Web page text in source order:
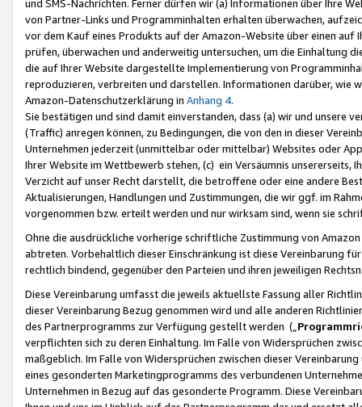
und SMS-Nachrichten. Ferner dürfen wir (a) Informationen über Ihre
von Partner-Links und Programminhalten erhalten überwachen,
vor dem Kauf eines Produkts auf der Amazon-Website über einen
prüfen, überwachen und anderweitig untersuchen, um die Einhaltung
die auf Ihrer Website dargestellte Implementierung von
reproduzieren, verbreiten und darstellen. Informationen darüber, wie
Amazon-Datenschutzerklärung in Anhang 4.
Sie bestätigen und sind damit einverstanden, dass (a) wir und
(Traffic) anregen können, zu Bedingungen, die von den in dieser
Unternehmen jederzeit (unmittelbar oder mittelbar) Websites oder
Ihrer Website im Wettbewerb stehen, (c) ein Versäumnis unsererseits,
Verzicht auf unser Recht darstellt, die betroffene oder eine andere
Aktualisierungen, Handlungen und Zustimmungen, die wir ggf. im
vorgenommen bzw. erteilt werden und nur wirksam sind, wenn sie
Ohne die ausdrückliche vorherige schriftliche Zustimmung von
abtreten. Vorbehaltlich dieser Einschränkung ist diese Vereinbarung
rechtlich bindend, gegenüber den Parteien und ihren jeweiligen
Diese Vereinbarung umfasst die jeweils aktuellste Fassung aller
dieser Vereinbarung Bezug genommen wird und alle anderen
des Partnerprogramms zur Verfügung gestellt werden („
verpflichten sich zu deren Einhaltung. Im Falle von Widersprüchen
maßgeblich. Im Falle von Widersprüchen zwischen dieser
eines gesonderten Marketingprogramms des verbundenen
Unternehmen in Bezug auf das gesonderte Programm. Diese